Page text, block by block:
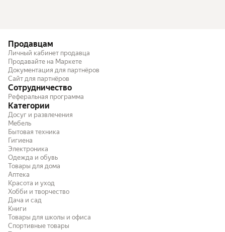
Продавцам
Личный кабинет продавца
Продавайте на Маркете
Документация для партнёров
Сайт для партнёров
Сотрудничество
Реферальная программа
Категории
Досуг и развлечения
Мебель
Бытовая техника
Гигиена
Электроника
Одежда и обувь
Товары для дома
Аптека
Красота и уход
Хобби и творчество
Дача и сад
Книги
Товары для школы и офиса
Спортивные товары